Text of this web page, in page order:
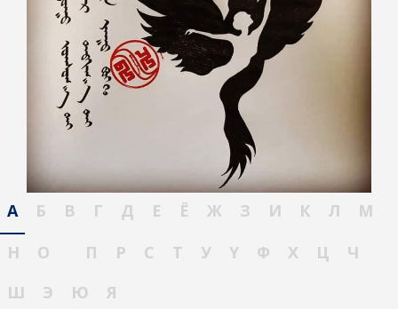
А Б В Г Д Е Ё Ж З И К Л
М
Н
О П Р С Т У Ү Ф Х Ц
Ч
Ш
Э Ю Я